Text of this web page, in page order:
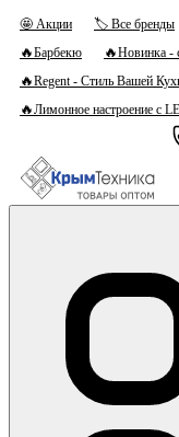
🤩 Акции 🏷 Все бренды
🔥Барбекю 🔥Новинка -
🔥Regent - Стиль Вашей
🔥Лимонное настроение с